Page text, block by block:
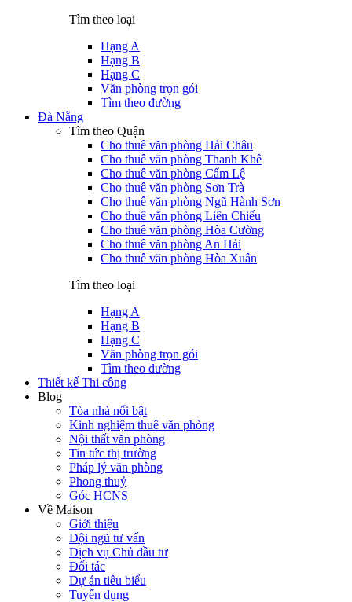
Tìm theo loại
Hạng A
Hạng B
Hạng C
Văn phòng trọn gói
Tìm theo đường
Đà Nẵng
Tìm theo Quận
Cho thuê văn phòng Hải Châu
Cho thuê văn phòng Thanh Khê
Cho thuê văn phòng Cẩm Lệ
Cho thuê văn phòng Sơn Trà
Cho thuê văn phòng Ngũ Hành Sơn
Cho thuê văn phòng Liên Chiểu
Cho thuê văn phòng Hòa Cường
Cho thuê văn phòng An Hải
Cho thuê văn phòng Hòa Xuân
Tìm theo loại
Hạng A
Hạng B
Hạng C
Văn phòng trọn gói
Tìm theo đường
Thiết kế Thi công
Blog
Tòa nhà nổi bật
Kinh nghiệm thuê văn phòng
Nội thất văn phòng
Tin tức thị trường
Pháp lý văn phòng
Phong thuỷ
Góc HCNS
Về Maison
Giới thiệu
Đội ngũ tư vấn
Dịch vụ Chủ đầu tư
Đối tác
Dự án tiêu biểu
Tuyển dụng